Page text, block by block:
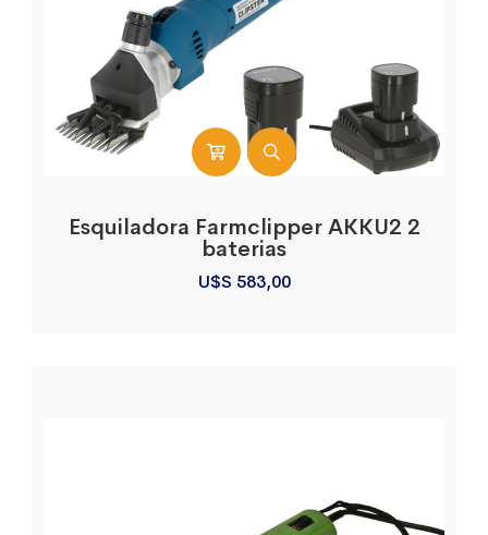
Esquiladora Farmclipper AKKU2 2
baterias
U$S 583,00